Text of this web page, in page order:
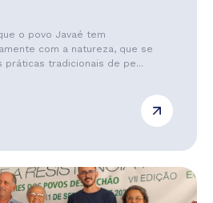
o povo Javaé tem
com a natureza, que se
práticas tradicionais de pe...